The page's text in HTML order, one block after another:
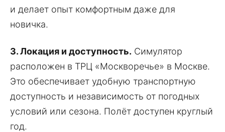
и делает опыт комфортным даже для
новичка.
3. Локация и доступность. Симулятор
расположен в ТРЦ «Москворечье» в Москве.
Это обеспечивает удобную транспортную
доступность и независимость от погодных
условий или сезона. Полёт доступен круглый
год.